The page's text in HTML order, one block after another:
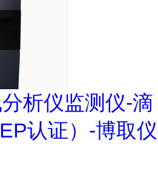
析仪监测仪-滴
认证）-博取仪